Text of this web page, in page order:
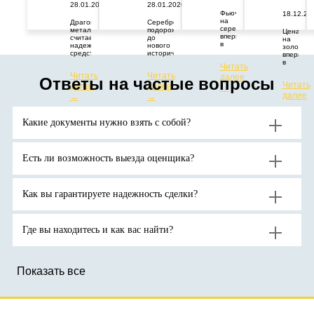
28.01.2026
Драгоценный
металл
считается
надежным
средством
от
геополитических
и
экономических
потрясений.
ожидают
продолжения
роста
золото
новых
Читать
далее
→
28.01.2026
Серебро
подорожало
до
нового
исторического
растут
из-за
дефицита
поставок
и
спроса
активы-
фоне
неопределенности.
Читать
далее
→
Фьючерс
на
серебро
впервые
в
67
долларов
за
тройскую
Читать
далее
→
Цена
на
золото
впервые
в
отметку
в
4400
Читать
далее
→
Ответы на частые вопросы
Какие документы нужно взять с собой?
Есть ли возможность выезда оценщика?
Как вы гарантируете надежность сделки?
Где вы находитесь и как вас найти?
Показать все